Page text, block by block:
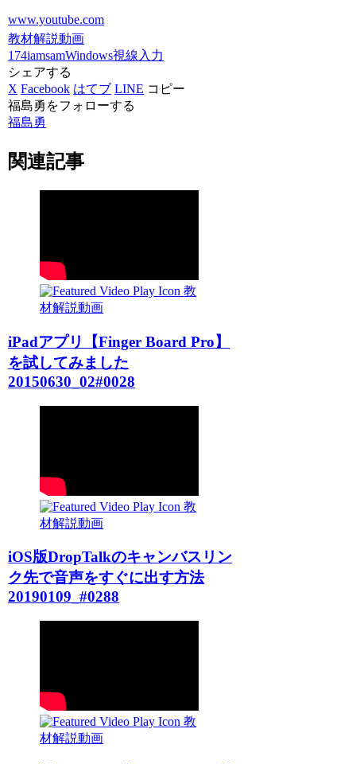
www.youtube.com
教材解説動画
174iamsamWindows視線入力
シェアする
X Facebook はてブ LINE コピー
福島勇をフォローする
福島勇
関連記事
教
材解説動画
iPadアプリ【Finger Board Pro】
を試してみました
20150630_02#0028
教
材解説動画
iOS版DropTalkのキャンバスリン
ク先で音声をすぐに出す方法
20190109_#0288
教
材解説動画